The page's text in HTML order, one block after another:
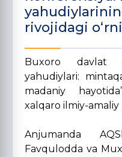
rivojidagi
Buxoro davlat
yahudiylari:
madaniy
xalqaro ilmiy-
Anjumanda
Favqulodda va